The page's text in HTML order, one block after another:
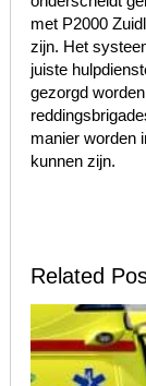
met P2000
zijn. Het
juiste
gezorgd
manier worden
kunnen zijn.
Related